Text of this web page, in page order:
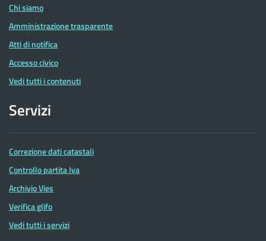
Chi siamo
Amministrazione trasparente
Atti di notifica
Accesso civico
Vedi tutti i contenuti
Servizi
Correzione dati catastali
Controllo partita Iva
Archivio Vies
Verifica glifo
Vedi tutti i servizi